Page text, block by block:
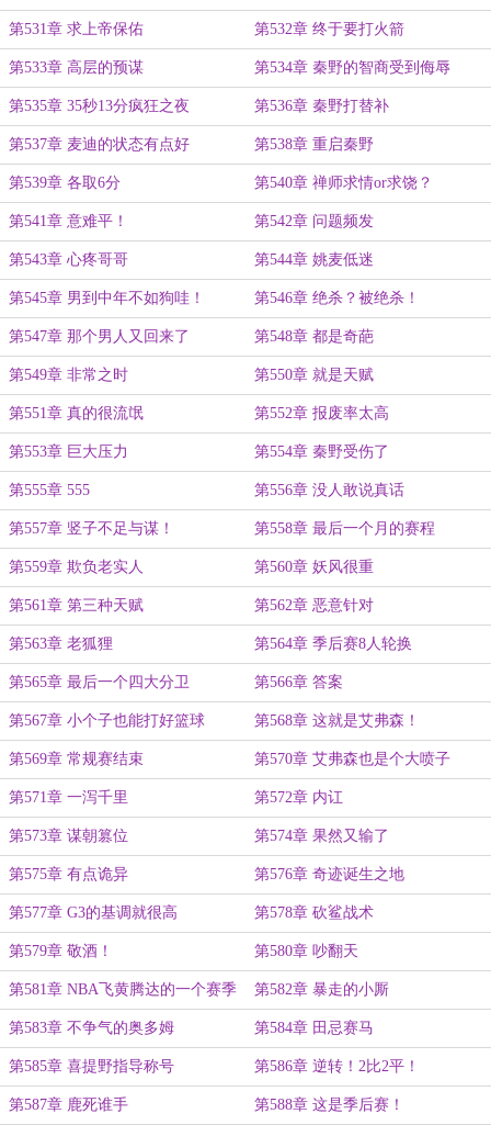
第531章 求上帝保佑 第532章 终于要打火箭
第533章 高层的预谋 第534章 秦野的智商受到侮辱
第535章 35秒13分疯狂之夜 第536章 秦野打替补
第537章 麦迪的状态有点好 第538章 重启秦野
第539章 各取6分 第540章 禅师求情or求饶？
第541章 意难平！ 第542章 问题频发
第543章 心疼哥哥 第544章 姚麦低迷
第545章 男到中年不如狗哇！ 第546章 绝杀？被绝杀！
第547章 那个男人又回来了 第548章 都是奇葩
第549章 非常之时 第550章 就是天赋
第551章 真的很流氓 第552章 报废率太高
第553章 巨大压力 第554章 秦野受伤了
第555章 555 第556章 没人敢说真话
第557章 竖子不足与谋！ 第558章 最后一个月的赛程
第559章 欺负老实人 第560章 妖风很重
第561章 第三种天赋 第562章 恶意针对
第563章 老狐狸 第564章 季后赛8人轮换
第565章 最后一个四大分卫 第566章 答案
第567章 小个子也能打好篮球 第568章 这就是艾弗森！
第569章 常规赛结束 第570章 艾弗森也是个大喷子
第571章 一泻千里 第572章 内讧
第573章 谋朝篡位 第574章 果然又输了
第575章 有点诡异 第576章 奇迹诞生之地
第577章 G3的基调就很高 第578章 砍鲨战术
第579章 敬酒！ 第580章 吵翻天
第581章 NBA飞黄腾达的一个赛季 第582章 暴走的小厮
第583章 不争气的奥多姆 第584章 田忌赛马
第585章 喜提野指导称号 第586章 逆转！2比2平！
第587章 鹿死谁手 第588章 这是季后赛！